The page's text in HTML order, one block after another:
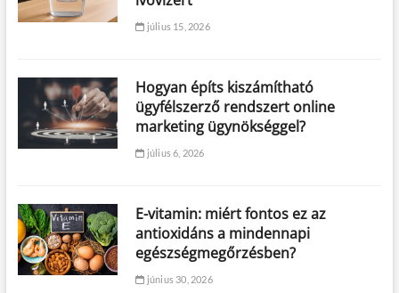
július 15, 2026
Hogyan építs kiszámítható
ügyfélszerző rendszert online
marketing ügynökséggel?
július 6, 2026
E-vitamin: miért fontos ez az
antioxidáns a mindennapi
egészségmegőrzésben?
június 30, 2026